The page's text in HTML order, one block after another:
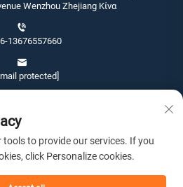
Wenzhou Zhejiang Κίνα
13676557660
protected]
tools to provide our services. If you
click Personalize cookies.